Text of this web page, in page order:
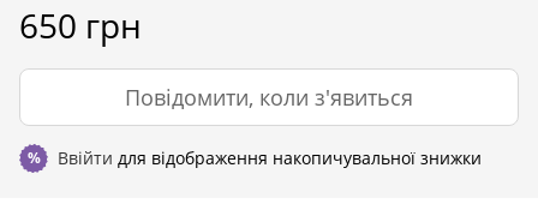
650 грн
Повідомити, коли з'явиться
% Ввійти для відображення накопичувальної знижки